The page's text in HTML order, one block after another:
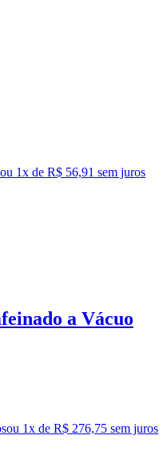
ou 1x de R$ 56,91 sem juros
a Vácuo
ou 1x de R$ 276,75 sem juros